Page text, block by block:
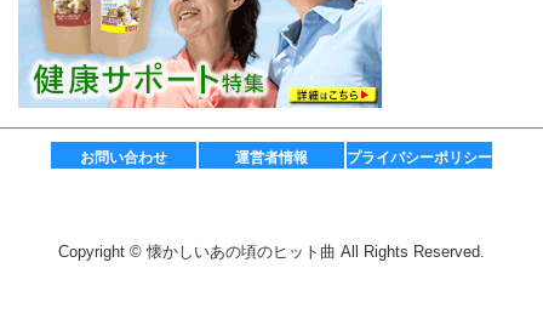
お問い合わせ 運営者情報 プライバシーポリシー
Copyright © 懐かしいあの頃のヒット曲 All Rights Reserved.